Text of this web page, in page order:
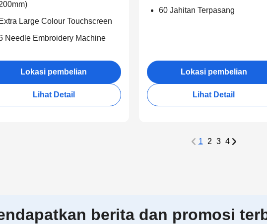
Extra Large Colour Touchscreen
Needle Embroidery Machine
Lokasi pembelian
Lihat Detail
60 Jahitan Terpasang
Lokasi pembelian
Lihat Detail
1 2 3 4
berita dan promosi